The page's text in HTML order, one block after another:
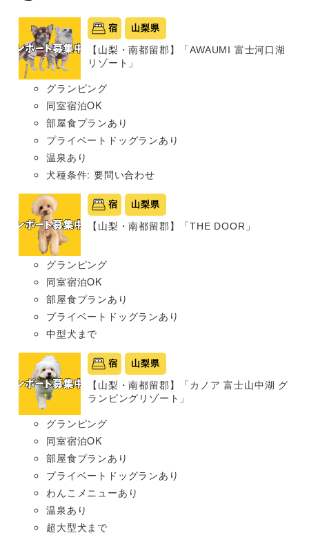
宿 山梨県
【山梨・南都留郡】「AWAUMI 富士河口湖
リゾート」
グランピング
同室宿泊OK
部屋食プランあり
プライベートドッグランあり
温泉あり
犬種条件: 要問い合わせ
宿 山梨県
【山梨・南都留郡】「THE DOOR」
グランピング
同室宿泊OK
部屋食プランあり
プライベートドッグランあり
中型犬まで
宿 山梨県
【山梨・南都留郡】「カノア 富士山中湖 グ
ランピングリゾート」
グランピング
同室宿泊OK
部屋食プランあり
プライベートドッグランあり
わんこメニューあり
温泉あり
超大型犬まで